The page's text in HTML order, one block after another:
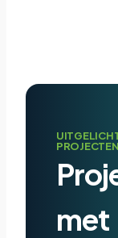
PROJECTEN
met